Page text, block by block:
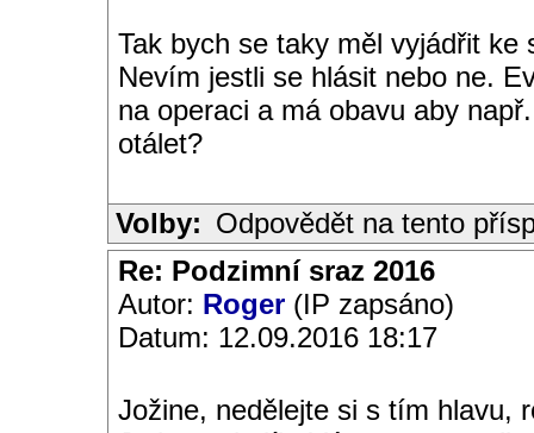
Tak bych se taky měl vyjádřit
Nevím jestli se hlásit nebo ne.
na operaci a má obavu aby
otálet?
Volby: Odpovědět na tento
Re: Podzimní sraz 2016
Autor: Roger (IP zapsáno)
Datum: 12.09.2016 18:17
Jožine, nedělejte si s tím hlavu,